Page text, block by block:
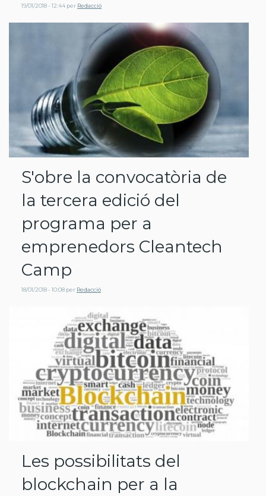
19/01/2018 - 12:44 per Redacció
S'obre la convocatòria de
la tercera edició del
programa per a
emprenedors Cleantech
Camp
18/01/2018 - 10:08 per Redacció
Les possibilitats del
blockchain per a la